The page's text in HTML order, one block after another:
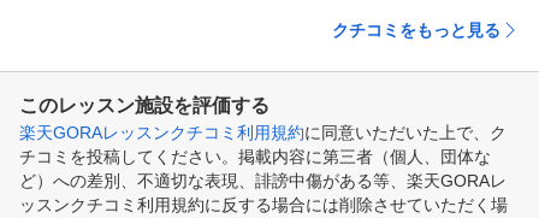
クチコミをもっと見る
このレッスン施設を評価する
楽天GORAレッスンクチコミ利用規約に同意いただいた上で、ク
チコミを投稿してください。掲載内容に第三者（個人、団体な
ど）への差別、不適切な表現、誹謗中傷がある等、楽天GORAレ
ッスンクチコミ利用規約に反する場合には削除させていただく場